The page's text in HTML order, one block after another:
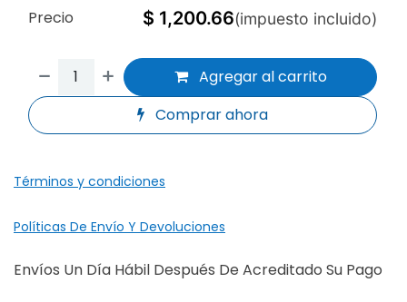
Agregar al carrito
Comprar ahora
Precio $ 1,200.66(impuesto incluido)
Términos y condiciones
Políticas De Envío Y Devoluciones
Envíos Un Día Hábil Después De Acreditado Su Pago